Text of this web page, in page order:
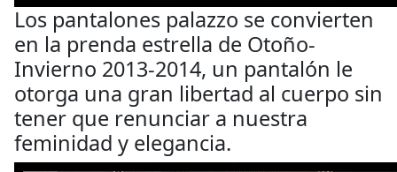
Los pantalones palazzo se convierten
en la prenda estrella de Otoño-
Invierno 2013-2014, un pantalón le
otorga una gran libertad al cuerpo sin
tener que renunciar a nuestra
feminidad y elegancia.